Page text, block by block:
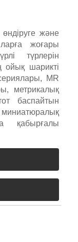
және
жоғары
түрлерін
ойық шарикті
MR
метрикалық
баспайтын
қабырғалы